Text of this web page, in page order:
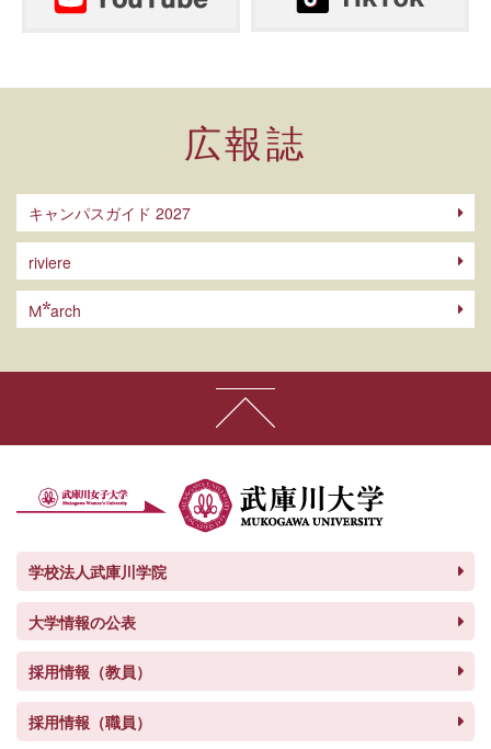
広報誌
キャンパスガイド 2027
riviere
M arch
学校法人武庫川学院
大学情報の公表
採用情報（教員）
採用情報（職員）